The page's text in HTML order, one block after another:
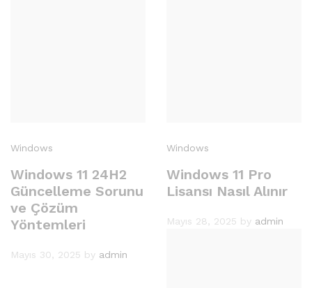
Windows
Windows 11 24H2
Güncelleme Sorunu
ve Çözüm
Yöntemleri
Mayıs 30, 2025 by admin
Windows
Windows 11 Pro
Lisansı Nasıl Alınır
Mayıs 28, 2025 by admin